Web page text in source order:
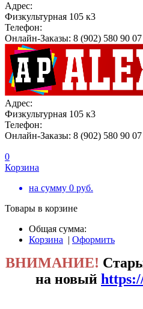
Адрес:
Физкультурная 105 к3
Телефон:
Онлайн-Заказы: 8 (902) 580 90 07
Адрес:
Физкультурная 105 к3
Телефон:
Онлайн-Заказы: 8 (902) 580 90 07
0
Корзина
на сумму 0 руб.
Товары в корзине
Общая сумма:
Корзина | Оформить
ВНИМАНИЕ!
на новый